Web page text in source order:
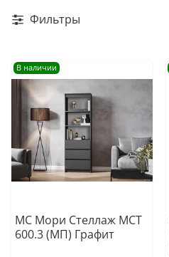
Фильтры
В наличии
МС Мори Стеллаж МСТ
600.3 (МП) Графит